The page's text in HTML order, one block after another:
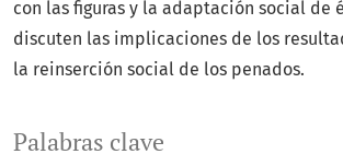
Palabras clave
con las figuras y la adaptación social de
discuten las implicaciones de los
la reinserción social de los penados.